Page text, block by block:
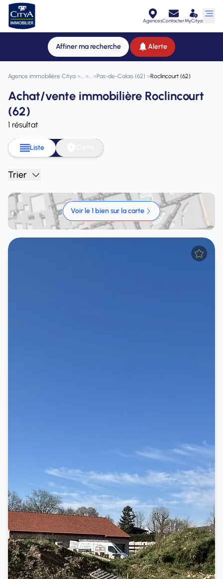
AgencesContacterMyCitya
Affiner ma recherche Alerte
Agence immobilière Citya > > >Pas-de-Calais (62) >Roclincourt (62)
Achat/vente immobilière Roclincourt
(62)
1 résultat
Liste
Trier
Voir le 1 bien sur la carte